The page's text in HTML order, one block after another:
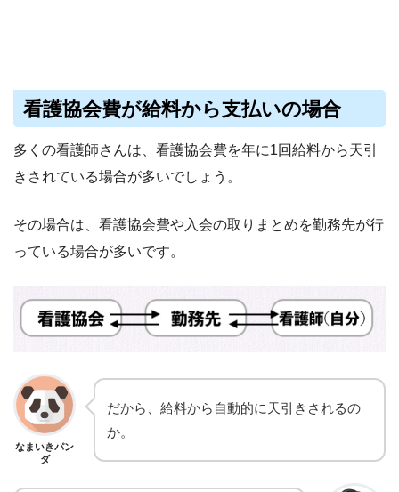
看護協会費が給料から支払いの場合
多くの看護師さんは、看護協会費を年に1回給料から天引
きされている場合が多いでしょう。
その場合は、看護協会費や入会の取りまとめを勤務先が行
っている場合が多いです。
なまいきパン
ダ
だから、給料から自動的に天引きされるの
か。